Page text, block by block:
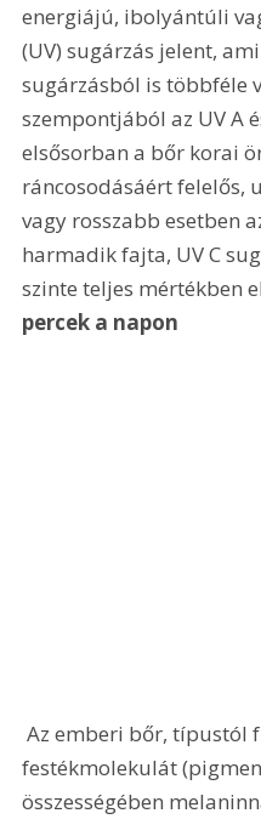
energiájú, ibolyántúli
(UV) sugárzás jelent,
sugárzásból is többféle
szempontjából az UV A
elsősorban a bőr korai
ráncosodásáért
vagy rosszabb esetben
harmadik fajta, UV C
szinte teljes mértékben
percek a napon
Az emberi bőr, típustól függően több-kevesebb
festékmolekulát
összességében